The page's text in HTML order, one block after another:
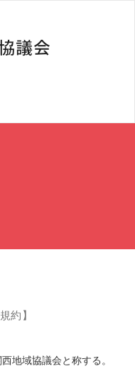
約】
域協議会と称する。